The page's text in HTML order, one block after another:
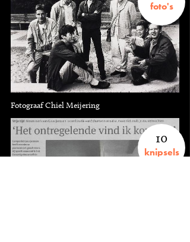
foto's
Fotograaf Chiel Meijering
10
knipsels